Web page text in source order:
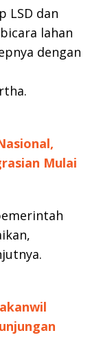
LSD dan
lahan
dengan
Mulai